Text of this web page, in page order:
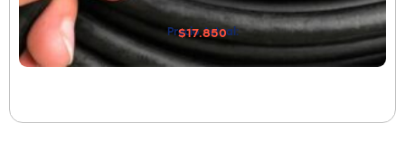
Precio Actual:
$17.850